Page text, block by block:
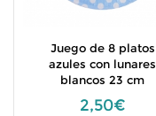
Juego de 8 platos
azules con lunares
blancos 23 cm
2,50€